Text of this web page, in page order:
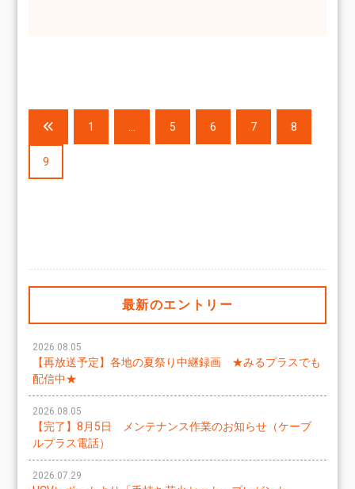
1 5 6 7 8
9
最新のエントリー
2026.08.05
【再放送予定】各地の夏祭り中継録画 ★みるプラスでも
配信中★
2026.08.05
【完了】8月5日 メンテナンス作業のお知らせ（ケーブ
ルプラス電話）
2026.07.29